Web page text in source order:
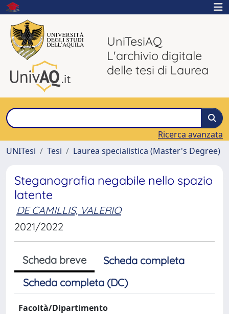
UniTesiAQ
L'archivio digitale
delle tesi di Laurea
Ricerca avanzata
UNITesi
Tesi Laurea specialistica (Master's Degree)
Steganografia negabile nello spazio
latente
DE CAMILLIS, VALERIO
2021/2022
Scheda breve
Scheda completa
Scheda completa (DC)
Facoltà/Dipartimento